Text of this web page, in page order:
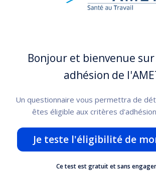
Bonjour et bienvenue
adhésion de
Un questionnaire vous permettra de
êtes éligible aux critères
Je teste l'éligibilité de
Ce test est gratuit et sans